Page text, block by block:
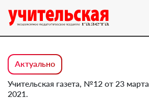
Актуально
Учительская газета, №12 от 23 марта
2021.